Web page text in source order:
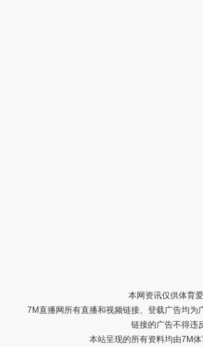
本网资讯仅供体育
7M直播网所有直播和视频链接、登载广告均
链接的广告不得违
本站呈现的所有资料均由7M